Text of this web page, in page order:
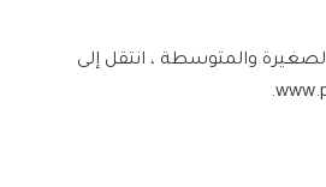
والمتوسطة ، انتقل إلى